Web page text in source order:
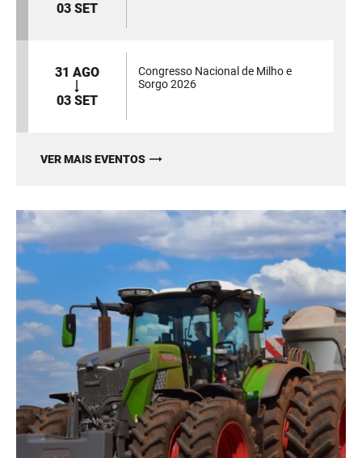
03 SET
31 AGO
03 SET
Congresso Nacional de Milho e
Sorgo 2026
VER MAIS EVENTOS